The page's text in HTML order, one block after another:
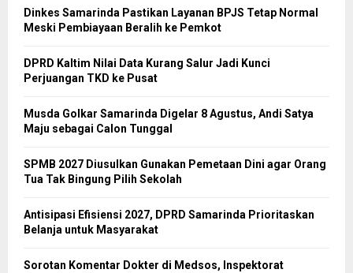
Dinkes Samarinda Pastikan Layanan BPJS Tetap Normal
Meski Pembiayaan Beralih ke Pemkot
DPRD Kaltim Nilai Data Kurang Salur Jadi Kunci
Perjuangan TKD ke Pusat
Musda Golkar Samarinda Digelar 8 Agustus, Andi Satya
Maju sebagai Calon Tunggal
SPMB 2027 Diusulkan Gunakan Pemetaan Dini agar Orang
Tua Tak Bingung Pilih Sekolah
Antisipasi Efisiensi 2027, DPRD Samarinda Prioritaskan
Belanja untuk Masyarakat
Sorotan Komentar Dokter di Medsos, Inspektorat